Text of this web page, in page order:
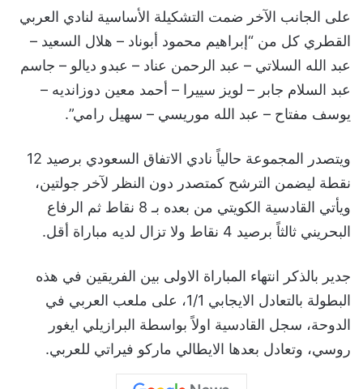
على الجانب الآخر ضمت التشكيلة الأساسية لنادي العربي
القطري كل من “إبراهيم محمود أبوناد – هلال السعيد –
عبد الله السلاتي – عبد الرحمن عناد – عبدو ديالو – جاسم
عبد السلام جابر – لويز سييرا – أحمد معين دوزانديه –
يوسف مفتاح – عبد الله موريسي – سهيل رامي”.
ويتصدر المجموعة حالياً نادي الاتفاق السعودي برصيد 12
نقطة ليضمن الترشح كمتصدر دون النظر لآخر جولتين،
ويأتي القادسية الكويتي من بعده بـ 8 نقاط ثم الرفاع
البحريني ثالثاً برصيد 4 نقاط ولا تزال لديه مباراة أقل.
جدير بالذكر انتهاء المباراة الاولى بين الفريقين في هذه
البطولة بالتعادل الايجابي 1/1، على ملعب العربي في
الدوحة، سجل القادسية اولاً بواسطة البرازيلي ايغور
روسي، وتعادل بعدها الايطالي ماركو فيراتي للعربي.